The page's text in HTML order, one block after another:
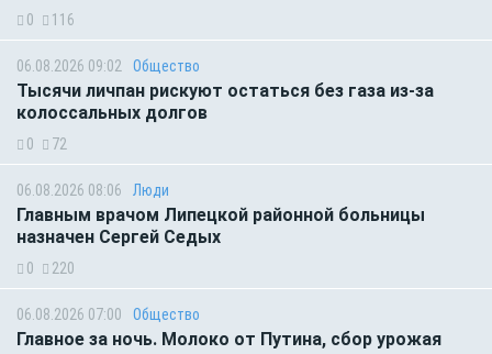
0 116
06.08.2026 09:02 Общество
Тысячи личпан рискуют остаться без газа из-за
колоссальных долгов
0 72
06.08.2026 08:06 Люди
Главным врачом Липецкой районной больницы
назначен Сергей Седых
0 220
06.08.2026 07:00 Общество
Главное за ночь. Молоко от Путина, сбор урожая